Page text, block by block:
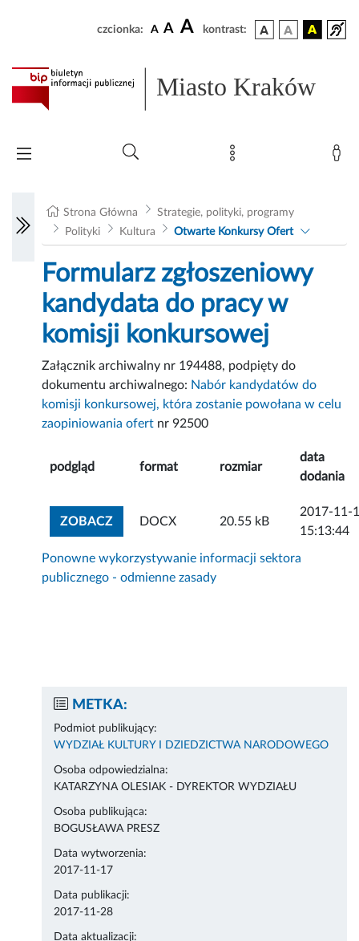
czcionka: A A A kontrast:
Miasto Kraków
Strona Główna
Strategie, polityki, programy
Polityki
Kultura Otwarte Konkursy Ofert
Formularz zgłoszeniowy
kandydata do pracy w
komisji konkursowej
Załącznik archiwalny nr 194488, podpięty do
dokumentu archiwalnego: Nabór kandydatów do
komisji konkursowej, która zostanie powołana w celu
zaopiniowania ofert nr 92500
podgląd format rozmiar
data
dodania
ZOBACZZOBACZ ZAŁĄCZNIK
DOCX 20.55 kB
2017-11-
15:13:44
Ponowne wykorzystywanie informacji sektora
publicznego - odmienne zasady
METKA:
Podmiot publikujący:
WYDZIAŁ KULTURY I DZIEDZICTWA NARODOWEGO
Osoba odpowiedzialna:
KATARZYNA OLESIAK - DYREKTOR WYDZIAŁU
Osoba publikująca:
BOGUSŁAWA PRESZ
Data wytworzenia:
2017-11-17
Data publikacji:
2017-11-28
Data aktualizacji: